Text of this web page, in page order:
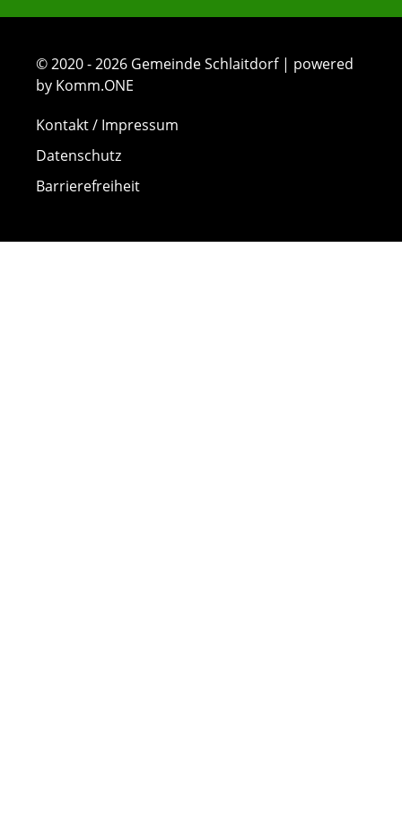
© 2020 - 2026 Gemeinde Schlaitdorf | powered
by Komm.ONE
Kontakt / Impressum
Datenschutz
Barrierefreiheit